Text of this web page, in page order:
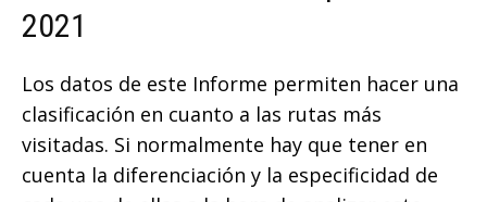
2021
Los datos de este Informe permiten hacer una
clasificación en cuanto a las rutas más
visitadas. Si normalmente hay que tener en
cuenta la diferenciación y la especificidad de